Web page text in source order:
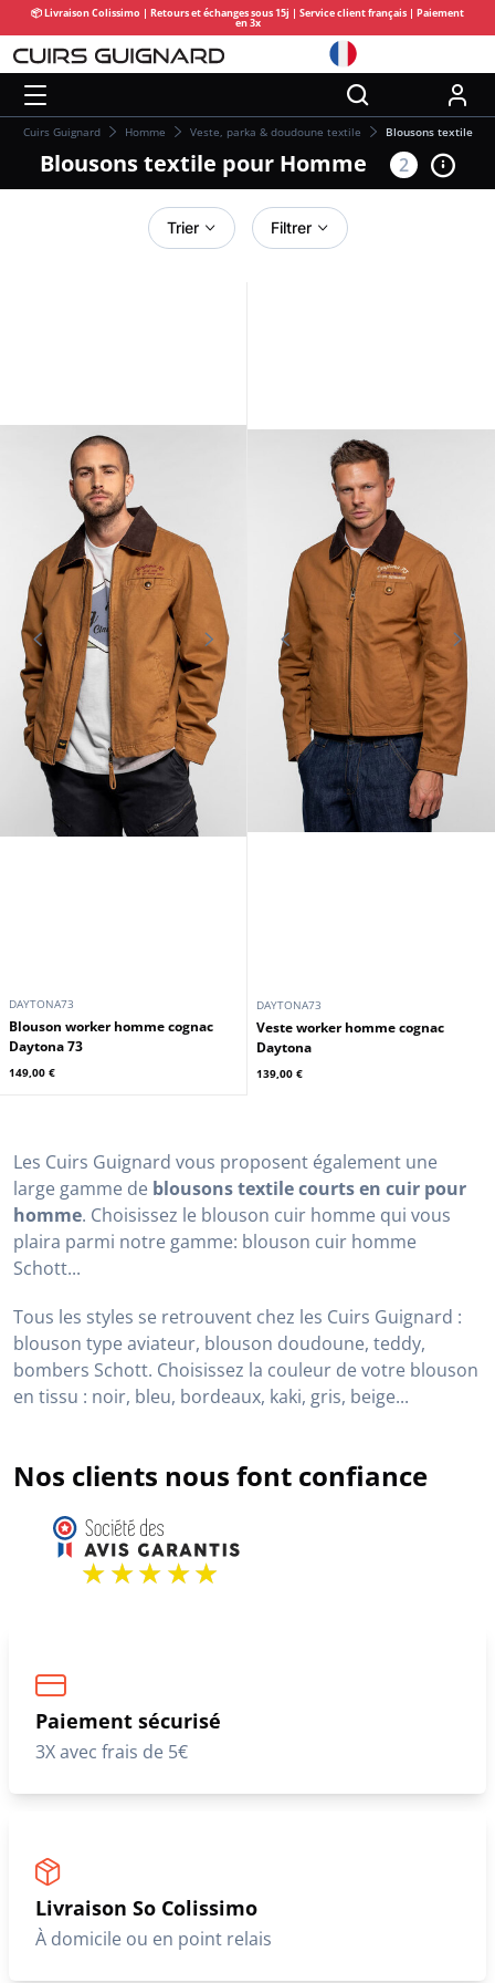
📦 Livraison Colissimo | Retours et échanges sous 15j | Service client français | Paiement
en 3x
Cuirs Guignard Homme Veste, parka & doudoune textile Blousons textile
Blousons textile pour Homme 2
Trier Filtrer
DAYTONA73
Blouson worker homme cognac
Daytona 73
149,00 €
DAYTONA73
Veste worker homme cognac
Daytona
139,00 €
Les Cuirs Guignard vous proposent également une
large gamme de blousons textile courts en cuir pour
homme. Choisissez le blouson cuir homme qui vous
plaira parmi notre gamme: blouson cuir homme
Schott...
Tous les styles se retrouvent chez les Cuirs Guignard :
blouson type aviateur, blouson doudoune, teddy,
bombers Schott. Choisissez la couleur de votre blouson
en tissu : noir, bleu, bordeaux, kaki, gris, beige...
Nos clients nous font confiance
Paiement sécurisé
3X avec frais de 5€
Livraison So Colissimo
À domicile ou en point relais